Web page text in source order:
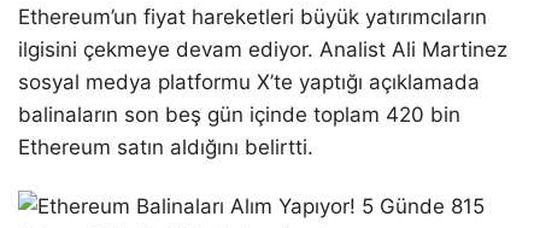
Ethereum’un fiyat hareketleri büyük yatırımcıların
ilgisini çekmeye devam ediyor. Analist Ali Martinez
sosyal medya platformu X’te yaptığı açıklamada
balinaların son beş gün içinde toplam 420 bin
Ethereum satın aldığını belirtti.